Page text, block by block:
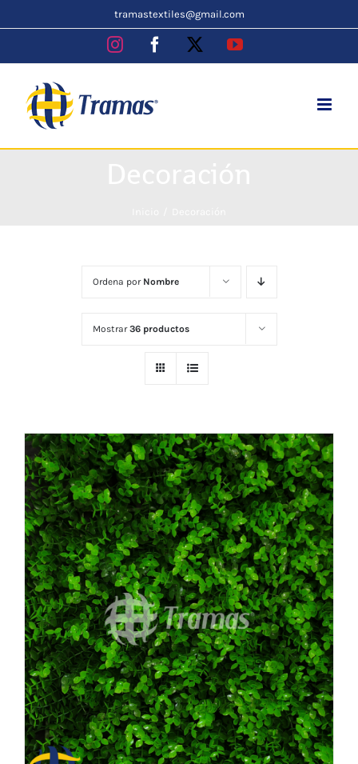
to
tramastextiles@gmail.com
InstagramFacebook YouTube
Ordena por Nombre
Mostrar36 productos